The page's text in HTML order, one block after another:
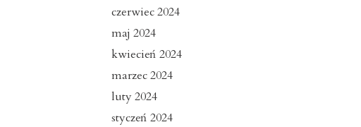
czerwiec 2024
maj 2024
kwiecień 2024
marzec 2024
luty 2024
styczeń 2024